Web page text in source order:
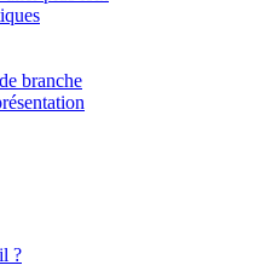
branche
?